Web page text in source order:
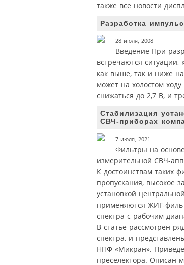
также все новости
Разработка
28 июля, 2008
Введение При
встречаются
как выше, так и ниже
может на холостом
снижаться до 2,7 В, и
Стабилизация
СВЧ-приборах
7 июля, 2021
Фильтры на
измерительной СВЧ-
К достоинствам таких
пропускания, высокое
установкой
применяются ЖИГ-
спектра с рабочим
В статье рассмотрен
спектра, и
НПФ «Микран».
преселектора. Описан